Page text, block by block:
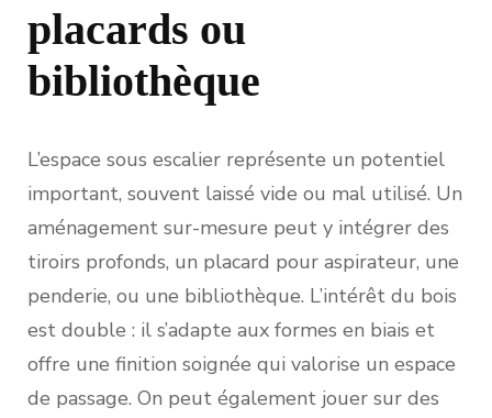
placards ou
bibliothèque
L’espace sous escalier représente un potentiel
important, souvent laissé vide ou mal utilisé. Un
aménagement sur-mesure peut y intégrer des
tiroirs profonds, un placard pour aspirateur, une
penderie, ou une bibliothèque. L’intérêt du bois
est double : il s’adapte aux formes en biais et
offre une finition soignée qui valorise un espace
de passage. On peut également jouer sur des